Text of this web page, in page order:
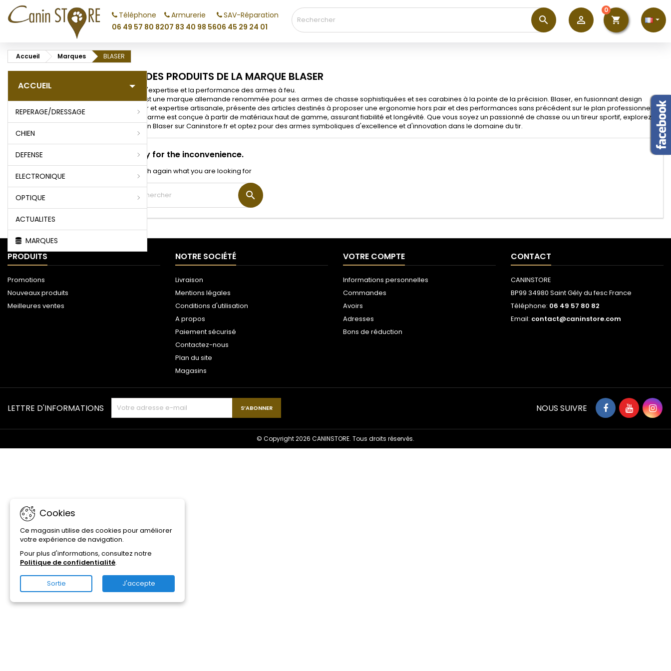
Téléphone
06 49 57 80 82
Armurerie
07 83 40 98 56
SAV-Réparation
06 45 29 24 01

shopping_cart
0
perm_identity

Accueil Marques BLASER
ACCUEIL
REPERAGE/DRESSAGE
CHIEN
DEFENSE
ELECTRONIQUE
OPTIQUE
ACTUALITES
MARQUES
LISTE DES PRODUITS DE LA MARQUE BLASER
Blaser : L'expertise et la performance des armes à feu.
Blaser est une marque allemande renommée pour ses armes de chasse sophistiquées et ses carabines à la pointe de la précision. Blaser, en fusionnant design
novateur et expertise artisanale, présente des articles destinés à proposer une ergonomie hors pair et des performances sans précédent sur le plan professionnel.
Chaque arme est conçue à partir de matériaux haut de gamme, assurant fiabilité et longévité. Que vous soyez un passionné de chasse ou un tireur sportif, explorez la
collection Blaser sur Caninstore.fr et optez pour des armes symboliques d'excellence et d'innovation dans le domaine du tir.
Sorry for the inconvenience.
Search again what you are looking for

PRODUITS
Promotions
Nouveaux produits
Meilleures ventes
NOTRE SOCIÉTÉ
Livraison
Mentions légales
Conditions d'utilisation
A propos
Paiement sécurisé
Contactez-nous
Plan du site
Magasins
VOTRE COMPTE
Informations personnelles
Commandes
Avoirs
Adresses
Bons de réduction
CONTACT
CANINSTORE
BP99 34980 Saint Gély du fesc France
Téléphone: 06 49 57 80 82
Email: contact@caninstore.com
My wishlists ×
((modalTitle)) ×
Créer une liste d'envies ×
Annuler Créer une liste d'envies
Connexion ×
Annuler Connexion
Cookies
Ce magasin utilise des cookies pour améliorer
votre expérience de navigation.
Pour plus d'informations, consultez notre
Politique de confidentialité.
Sortie J'accepte
LETTRE D'INFORMATIONS NOUS SUIVRE
© Copyright 2026 CANINSTORE. Tous droits réservés.